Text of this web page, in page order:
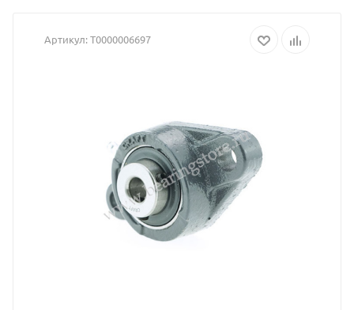
203
узел
CRAFT
BEARINGS
взят
Артикул:Т0000006697